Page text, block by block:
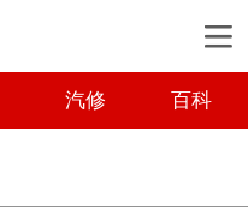
汽修 百科